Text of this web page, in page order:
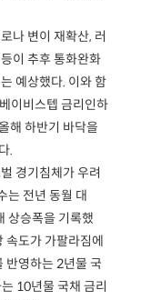
나 변이 재확산, 러
이 추후 통화완화
예상했다. 이와 함
이비스텝 금리인하
해 하반기 바닥을
.
경기침체가 우려
는 전년 동월 대
상승폭을 기록했
속도가 가팔라짐에
반영하는 2년물 국
10년물 국채 금리